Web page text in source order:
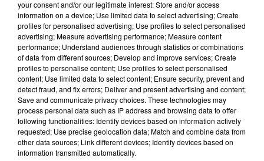
E.F.
fil actus
4 juillet 2022
Radio Star Live avec Dadju
Marseille : une application pour mettre en
relation extras et...
27 juin 2022
your consent and/or our legitimate interest: Store and/or access
information on a device; Use limited data to select advertising; Create
profiles for personalised advertising; Use profiles to select personalised
advertising; Measure advertising performance; Measure content
performance; Understand audiences through statistics or combinations
of data from different sources; Develop and improve services; Create
profiles to personalise content; Use profiles to select personalised
content; Use limited data to select content; Ensure security, prevent and
detect fraud, and fix errors; Deliver and present advertising and content;
Save and communicate privacy choices. These technologies may
process personal data such as IP address and browsing data to offer
following functionalities: Identify devices based on information actively
requested; Use precise geolocation data; Match and combine data from
other data sources; Link different devices; Identify devices based on
information transmitted automatically.